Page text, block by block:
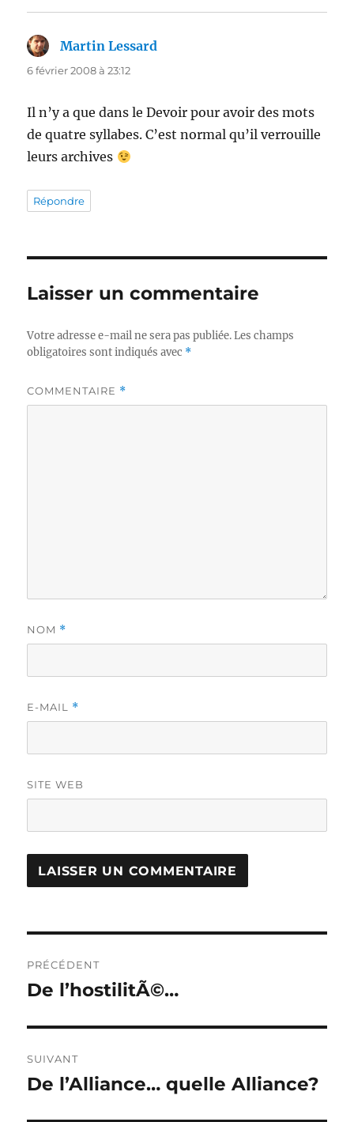
Martin Lessard
6 février 2008 à 23:12
Il n’y a que dans le Devoir pour avoir des mots
de quatre syllabes. C’est normal qu’il verrouille
leurs archives
Répondre
Laisser un commentaire
Votre adresse e-mail ne sera pas publiée. Les champs
obligatoires sont indiqués avec *
COMMENTAIRE *
NOM *
E-MAIL *
SITE WEB
de
PRÉCÉDENT
Publication
De l’hostilitÃ©…
SUIVANT
Publication
De l’Alliance… quelle Alliance?